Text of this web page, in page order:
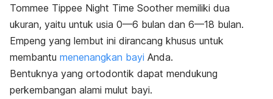
Tommee Tippee Night Time Soother memiliki dua
ukuran, yaitu untuk usia 0—6 bulan dan 6—18 bulan.
Empeng yang lembut ini dirancang khusus untuk
membantu menenangkan bayi Anda.
Bentuknya yang ortodontik dapat mendukung
perkembangan alami mulut bayi.